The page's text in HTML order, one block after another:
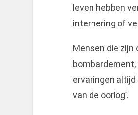
leven hebben
internering of
Mensen die zijn
bombardement,
ervaringen
van de oorlog’.